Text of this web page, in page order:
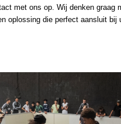
met ons op. Wij denken graag
oplossing die perfect aansluit bij